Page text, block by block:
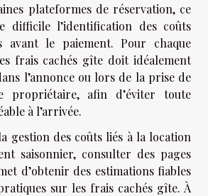
plateformes de réservation, ce
difficile l’identification des coûts
avant le paiement. Pour chaque
frais cachés gîte doit idéalement
l’annonce ou lors de la prise de
propriétaire, afin d’éviter toute
à l’arrivée.
gestion des coûts liés à la location
saisonnier, consulter des pages
d’obtenir des estimations fiables
sur les frais cachés gîte. À